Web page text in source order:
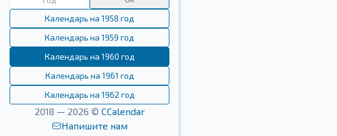
Календарь на 1958 год
Календарь на 1959 год
Календарь на 1960 год
Календарь на 1961 год
Календарь на 1962 год
2018 — 2026 © CCalendar
Напишите нам